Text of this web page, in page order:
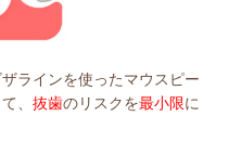
ラインを使ったマウスピー
、 抜歯のリスクを最小限に